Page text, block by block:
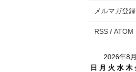
メルマガ登
RSS / ATOM
2026年8月
日
月 火 水 木